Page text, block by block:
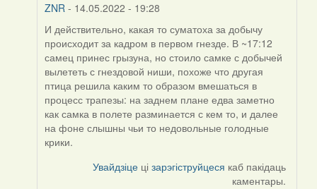
ZNR - 14.05.2022 - 19:28
In
reply
to
by
Harrier
И действительно, какая то суматоха за добычу
происходит за кадром в первом гнезде. В ~17:12
самец принес грызуна, но стоило самке с добычей
вылететь с гнездовой ниши, похоже что другая
птица решила каким то образом вмешаться в
процесс трапезы: на заднем плане едва заметно
как самка в полете разминается с кем то, и далее
на фоне слышны чьи то недовольные голодные
крики.
Увайдзіце цізарэгіструйцеся каб пакідаць
каментары.